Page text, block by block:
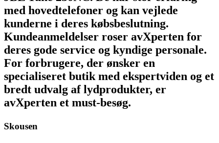
med hovedtelefoner og kan vejlede
kunderne i deres købsbeslutning.
Kundeanmeldelser roser avXperten for
deres gode service og kyndige personale.
For forbrugere, der ønsker en
specialiseret butik med ekspertviden og et
bredt udvalg af lydprodukter, er
avXperten et must-besøg.
Skousen